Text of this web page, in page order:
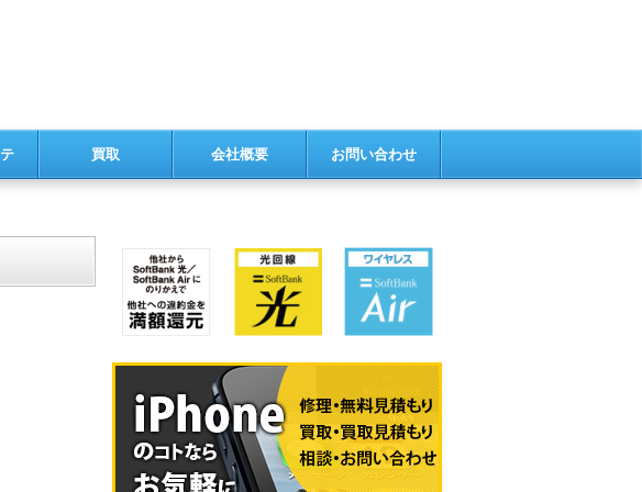
買取 会社概要 お問い合わせ